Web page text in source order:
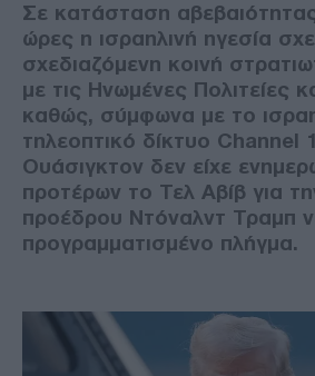
Σε κατάσταση
ώρες η ισραηλινή ηγεσία
σχεδιαζόμενη κοινή
με τις Ηνωμένες Πολιτείες
καθώς, σύμφωνα με το
τηλεοπτικό δίκτυο Channel
Ουάσιγκτον δεν είχε
προτέρων το Τελ Αβίβ για
προέδρου Ντόναλντ Τραμπ
προγραμματισμένο πλήγμα.